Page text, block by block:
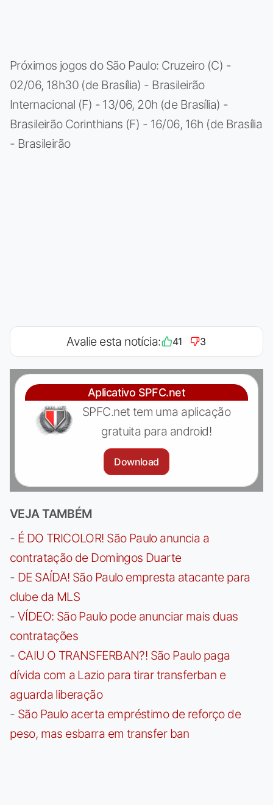
Próximos jogos do São Paulo: Cruzeiro (C) -
02/06, 18h30 (de Brasília) - Brasileirão
Internacional (F) - 13/06, 20h (de Brasília) -
Brasileirão Corinthians (F) - 16/06, 16h (de Brasília
- Brasileirão
Avalie esta notícia: 41 3
Aplicativo SPFC.net
SPFC.net tem uma aplicação
gratuita para android!
Download
VEJA TAMBÉM
- É DO TRICOLOR! São Paulo anuncia a
contratação de Domingos Duarte
- DE SAÍDA! São Paulo empresta atacante para
clube da MLS
- VÍDEO: São Paulo pode anunciar mais duas
contratações
- CAIU O TRANSFERBAN?! São Paulo paga
dívida com a Lazio para tirar transferban e
aguarda liberação
- São Paulo acerta empréstimo de reforço de
peso, mas esbarra em transfer ban